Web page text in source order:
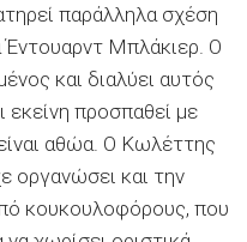
παράλληλα σχέση
Έντουαρντ Μπλάκιερ. Ο
και διαλύει αυτός
προσπαθεί με
αθώα. Ο Κωλέττης
οργανώσει και την
κουκουλοφόρους, που